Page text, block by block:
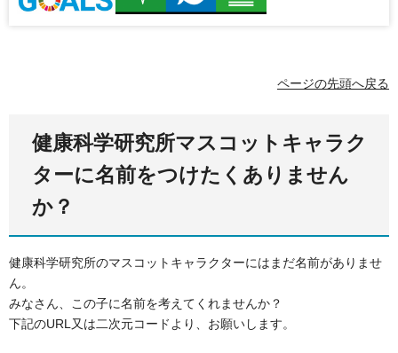
ページの先頭へ戻る
健康科学研究所マスコットキャラク
ターに名前をつけたくありません
か？
健康科学研究所のマスコットキャラクターにはまだ名前がありませ
ん。
みなさん、この子に名前を考えてくれませんか？
下記のURL又は二次元コードより、お願いします。